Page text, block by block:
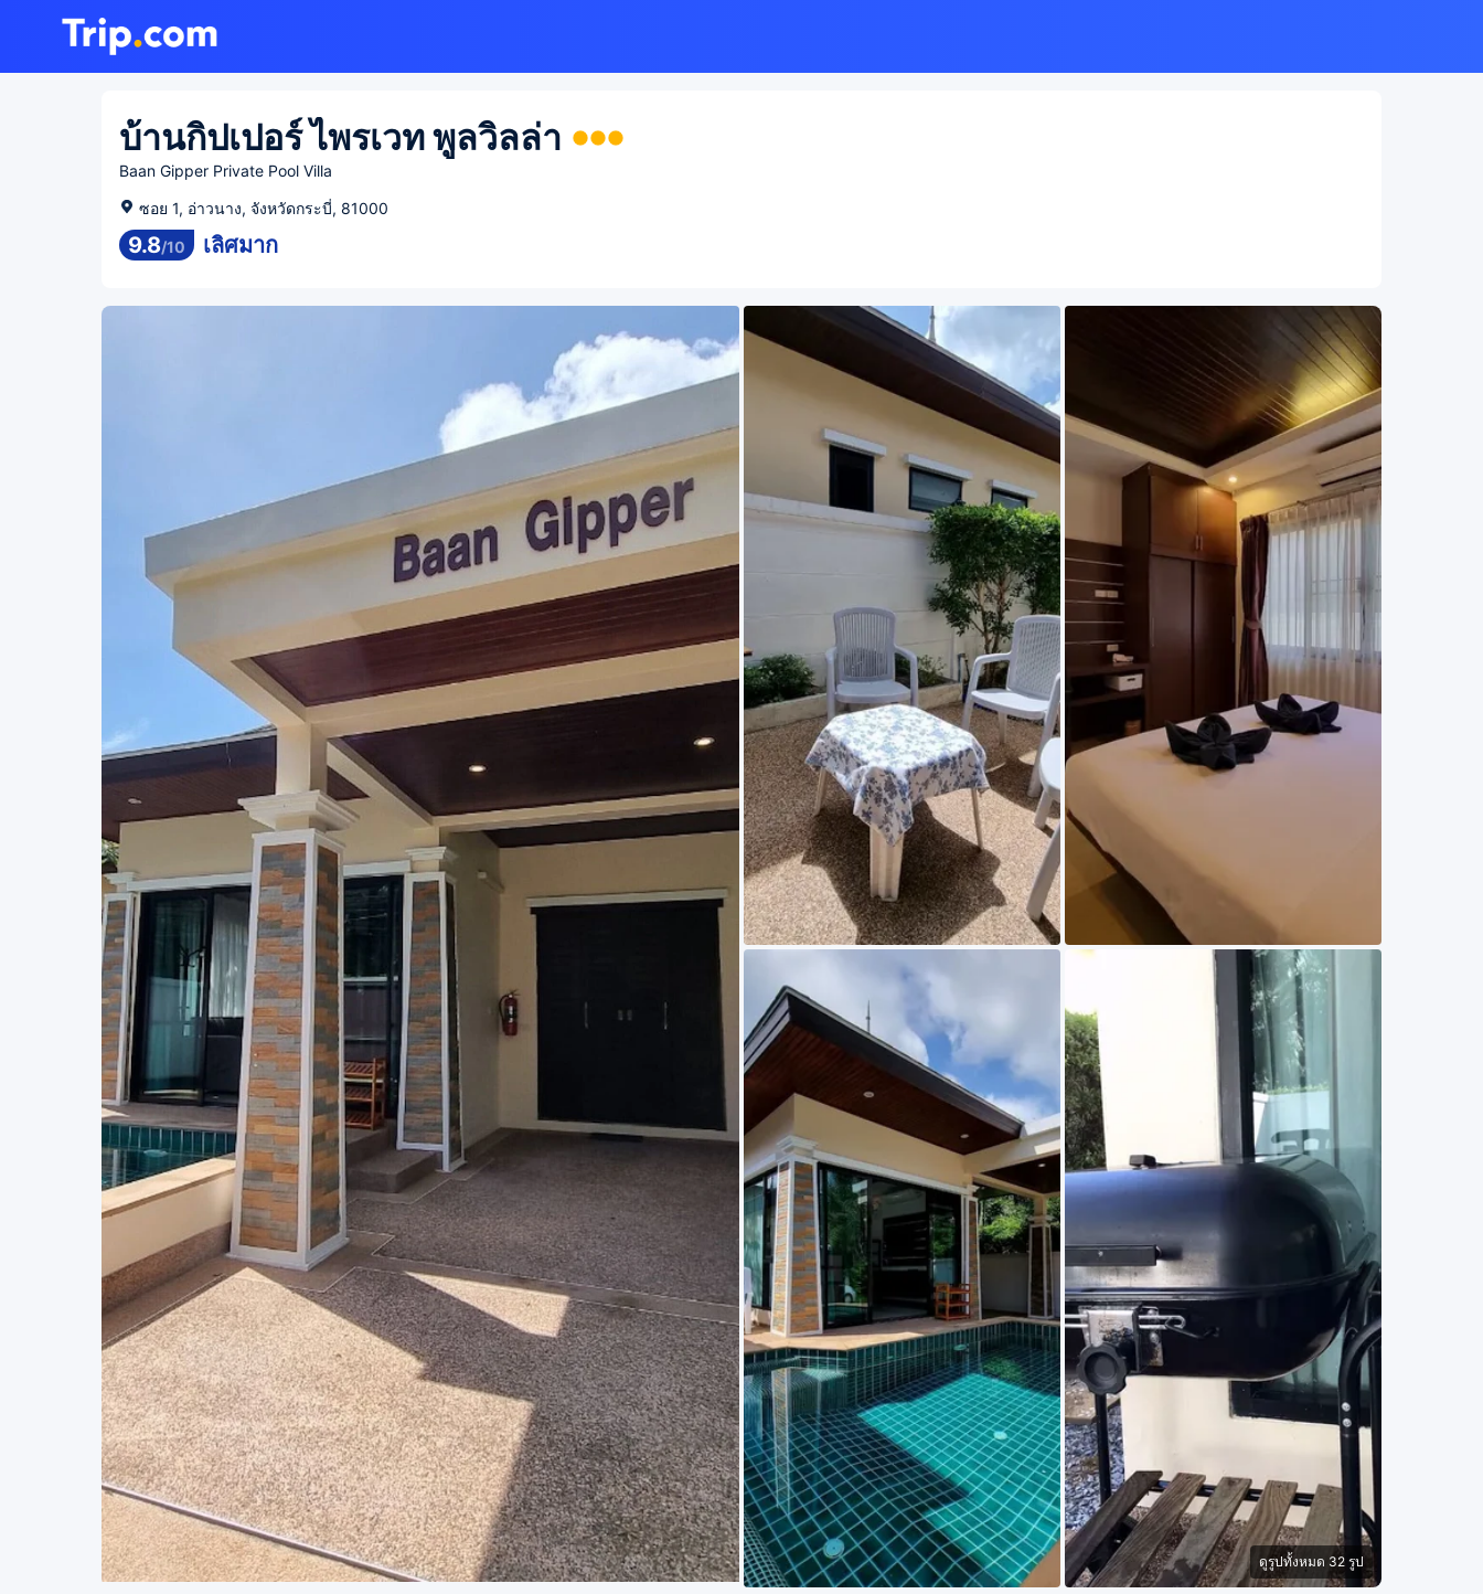
บ้านกิปเปอร์ ไพรเวท พูลวิลล่า
Baan Gipper Private Pool Villa
ซอย 1, อ่าวนาง, จังหวัดกระบี่, 81000
9.8/10 เลิศมาก
ดูรูปทั้งหมด 32 รูป